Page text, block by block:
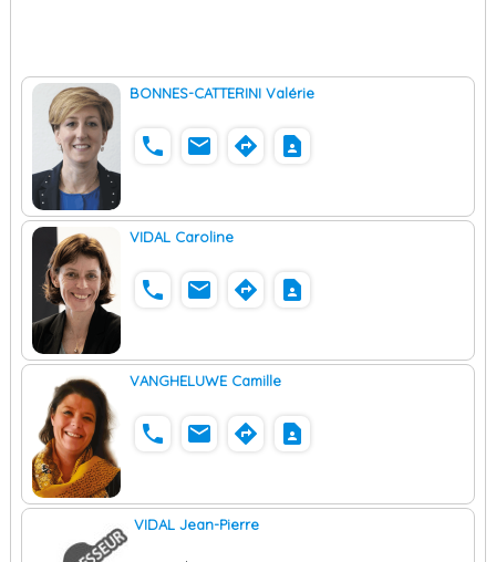
BONNES-CATTERINI Valérie
phone email directions contact_page
VIDAL Caroline
phone email directions contact_page
VANGHELUWE Camille
phone email directions contact_page
VIDAL Jean-Pierre